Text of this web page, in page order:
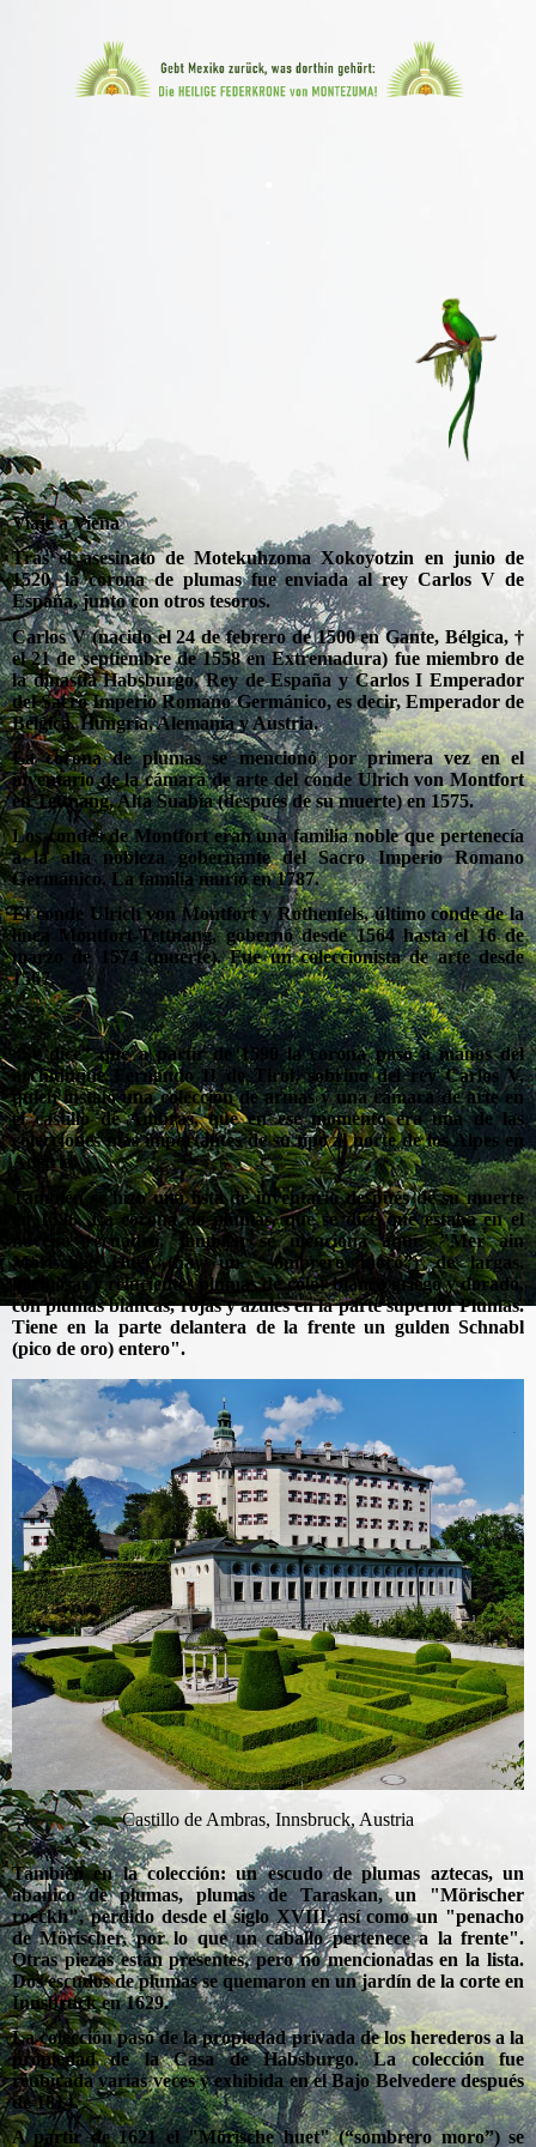
Viaje a Viena
Tras el asesinato de Motekuhzoma Xokoyotzin en junio de
1520, la corona de plumas fue enviada al rey Carlos V de
España, junto con otros tesoros.
Carlos V (nacido el 24 de febrero de 1500 en Gante, Bélgica, †
el 21 de septiembre de 1558 en Extremadura) fue miembro de
la dinastía Habsburgo, Rey de España y Carlos I Emperador
del Sacro Imperio Romano Germánico, es decir, Emperador de
Bélgica, Hungría, Alemania y Austria.
La corona de plumas se mencionó por primera vez en el
inventario de la cámara de arte del conde Ulrich von Montfort
en Tettnang, Alta Suabia (después de su muerte) en 1575.
Los condes de Montfort eran una familia noble que pertenecía
a la alta nobleza gobernante del Sacro Imperio Romano
Germánico. La familia murió en 1787.
El conde Ulrich von Montfort y Rothenfels, último conde de la
línea Montfort-Tettnang, gobernó desde 1564 hasta el 16 de
marzo de 1574 (muerte). Fue un coleccionista de arte desde
1567.
“Se dice” que a partir de 1590 la corona pasó a manos del
archiduque Fernando II de Tirol, sobrino del rey Carlos V,
quien instaló una colección de armas y una cámara de arte en
el castillo de Ambras, que en ese momento era una de las
colecciones más importantes de su tipo al norte de los Alpes en
Austria.
También se hizo una lista de inventario después de su muerte
en 1596. La corona de plumas, que se dice que estaba en el
noveno recuadro, también se menciona aquí: "Mer ain
Mörischer Huet (hay un “sombrero moro”) de largas,
hermosas y relucientes plumas de color blanco griego y dorado,
con plumas blancas, rojas y azules en la parte superior Plumas.
Tiene en la parte delantera de la frente un gulden Schnabl
(pico de oro) entero".
Castillo de Ambras, Innsbruck, Austria
También en la colección: un escudo de plumas aztecas, un
abanico de plumas, plumas de Taraskan, un "Mörischer
roeckh", perdido desde el siglo XVIII, así como un "penacho
de Mörischer, por lo que un caballo pertenece a la frente".
Otras piezas están presentes, pero no mencionadas en la lista.
Dos escudos de plumas se quemaron en un jardín de la corte en
Innsbruck en 1629.
La colección pasó de la propiedad privada de los herederos a la
propiedad de la Casa de Habsburgo. La colección fue
reubicada varias veces y exhibida en el Bajo Belvedere después
de 1814.
A partir de 1621 el "Mörische huet" (“sombrero moro”) se